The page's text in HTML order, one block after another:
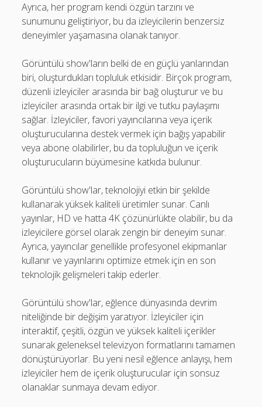
Ayrıca, her program kendi özgün tarzını ve
sunumunu geliştiriyor, bu da izleyicilerin benzersiz
deneyimler yaşamasına olanak tanıyor.
Görüntülü show'ların belki de en güçlü yanlarından
biri, oluşturdukları topluluk etkisidir. Birçok program,
düzenli izleyiciler arasında bir bağ oluşturur ve bu
izleyiciler arasında ortak bir ilgi ve tutku paylaşımı
sağlar. İzleyiciler, favori yayıncılarına veya içerik
oluşturucularına destek vermek için bağış yapabilir
veya abone olabilirler, bu da topluluğun ve içerik
oluşturucuların büyümesine katkıda bulunur.
Görüntülü show'lar, teknolojiyi etkin bir şekilde
kullanarak yüksek kaliteli üretimler sunar. Canlı
yayınlar, HD ve hatta 4K çözünürlükte olabilir, bu da
izleyicilere görsel olarak zengin bir deneyim sunar.
Ayrıca, yayıncılar genellikle profesyonel ekipmanlar
kullanır ve yayınlarını optimize etmek için en son
teknolojik gelişmeleri takip ederler.
Görüntülü show'lar, eğlence dünyasında devrim
niteliğinde bir değişim yaratıyor. İzleyiciler için
interaktif, çeşitli, özgün ve yüksek kaliteli içerikler
sunarak geleneksel televizyon formatlarını tamamen
dönüştürüyorlar. Bu yeni nesil eğlence anlayışı, hem
izleyiciler hem de içerik oluşturucular için sonsuz
olanaklar sunmaya devam ediyor.